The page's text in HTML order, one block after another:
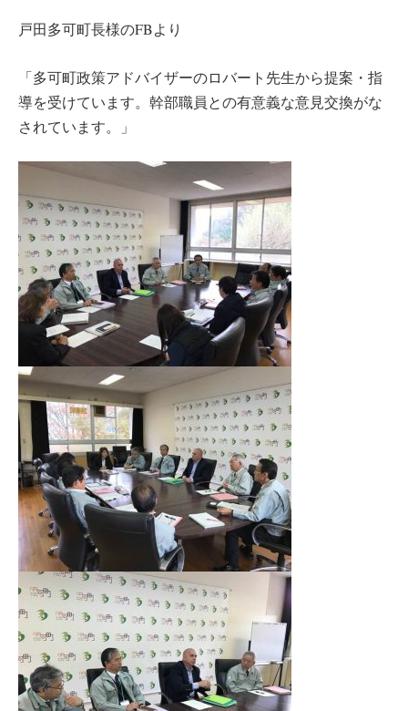
戸田多可町長様のFBより
「多可町政策アドバイザーのロバート先生から提案・指
導を受けています。幹部職員との有意義な意見交換がな
されています。」